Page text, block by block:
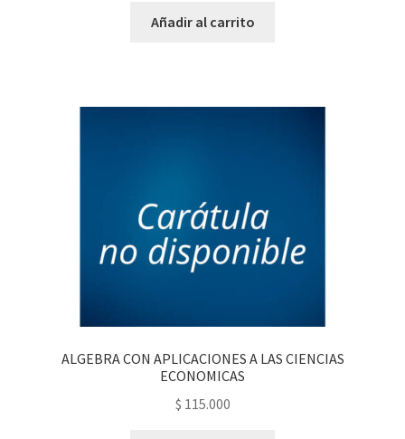
Añadir al carrito
ALGEBRA CON APLICACIONES A LAS CIENCIAS
ECONOMICAS
$ 115.000